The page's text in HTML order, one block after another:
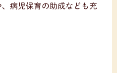
病児保育の助成なども充